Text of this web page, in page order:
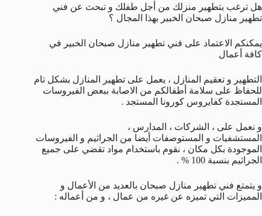
هل ترغب بتطهير منزلك من أجل طفلك و تبحث عن فني
تطهير منازل صبحان الخبير بهذا المجال ؟
يمكنكم الاعتماد على فني تطهير منازل صبحان الخبير في
كافة أعمال
التطهير و تعقيم المنازل ، يعمل على تطهير المنازل بشكل تام
للحفاظ على سلامة أطفالكم من الاصابة ببعض الفيروسات
المستجدة كفايروس كورونا المستجد .
و نعمل على ، الشركات ، المدارس ،
المستشفيات و المستوصفات أيضا من الجراثيم و الفيروسات
الموجودة بكل مكان ، نقوم باستخدام مواد تقضي على جميع
الجراثيم بنسبة 100 % .
و يتمتع فني تطهير منازل صبحان بالعديد من الأعمال و
المميزات التي تميزه عن غيره من عمال ، و من أعماله :